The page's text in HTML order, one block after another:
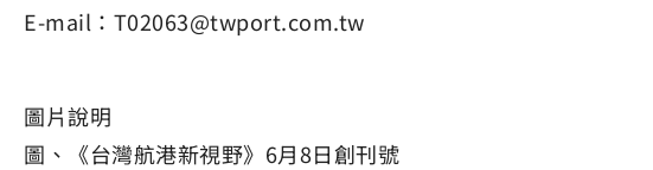
E-mail：T02063@twport.com.tw
圖片說明
圖、《台灣航港新視野》6月8日創刊號